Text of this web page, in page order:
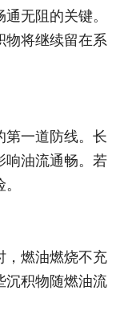
无阻的关键。
物将继续留在系
第一道防线。长
响油流通畅。若
，燃油燃烧不充
沉积物随燃油流